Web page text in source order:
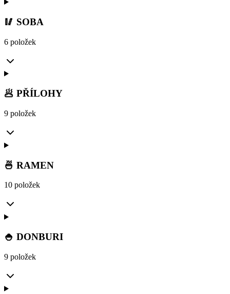
🥢 SOBA
6 položek
🥟 PŘÍLOHY
9 položek
🍜 RAMEN
10 položek
🍚 DONBURI
9 položek